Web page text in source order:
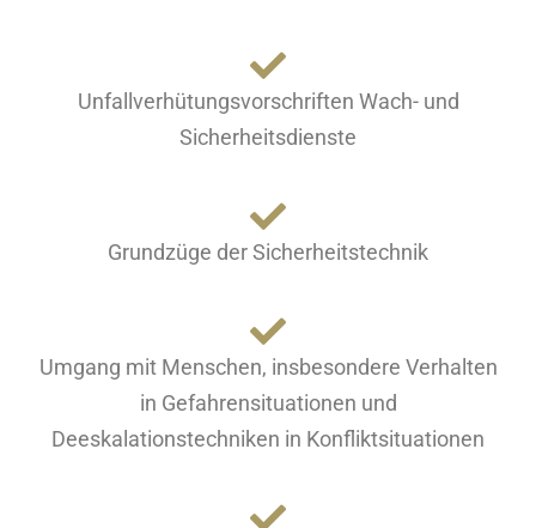
Unfallverhütungsvorschriften Wach- und
Sicherheitsdienste
Grundzüge der Sicherheitstechnik
Umgang mit Menschen, insbesondere Verhalten
in Gefahrensituationen und
Deeskalationstechniken in Konfliktsituationen